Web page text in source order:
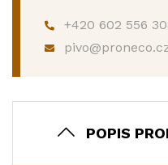
+420 602 556
POPIS